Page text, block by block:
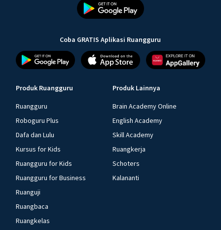
Coba GRATIS Aplikasi Ruangguru
Produk Ruangguru
Ruangguru
Roboguru Plus
Dafa dan Lulu
Kursus for Kids
Ruangguru for Kids
Ruangguru for Business
Ruanguji
Ruangbaca
Ruangkelas
Produk Lainnya
Brain Academy Online
English Academy
Skill Academy
Ruangkerja
Schoters
Kalananti